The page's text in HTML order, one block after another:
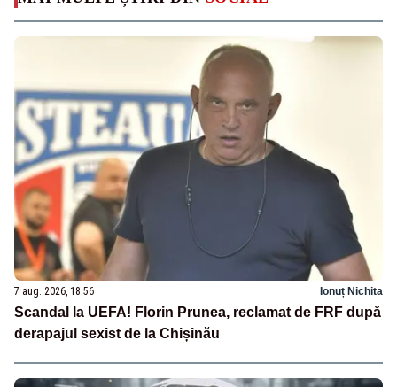
7 aug. 2026, 18:56 Ionuț Nichita
Scandal la UEFA! Florin Prunea, reclamat de FRF după
derapajul sexist de la Chișinău